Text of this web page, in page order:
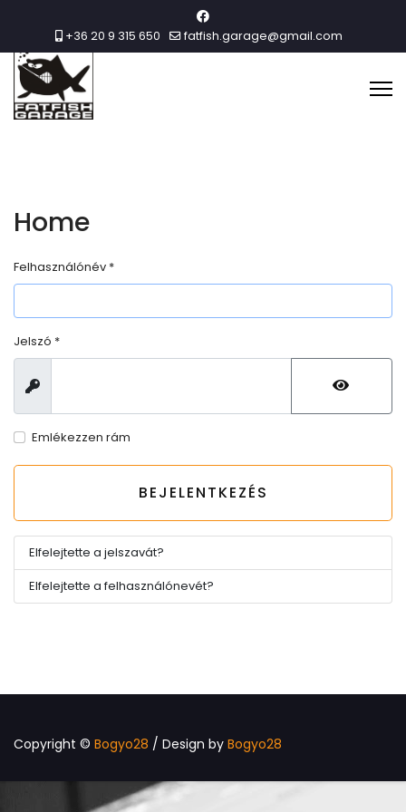
+36 20 9 315 650 fatfish.garage@gmail.com
Home
Felhasználónév *
Jelszó *
Megjelenítés
Emlékezzen rám
BEJELENTKEZÉS
Elfelejtette a jelszavát?
Elfelejtette a felhasználónevét?
Copyright © Bogyo28 / Design by Bogyo28